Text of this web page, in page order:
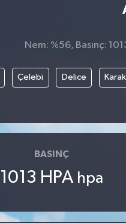
Nem: %56, Basınç:
Çelebi Delice
BASINÇ
1013 HPA hpa